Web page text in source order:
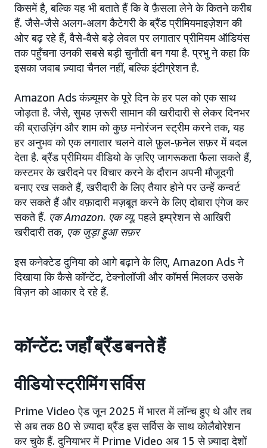
किसमें है, बल्कि यह भी बताते हैं कि वे फ़ैसला लेने के कितने करीब
हैं. जैसे-जैसे अलग-अलग कैटेगरी के ब्रैंड प्रीमियमाइज़ेशन की
ओर बढ़ रहे हैं, वैसे-वैसे बड़े लेवल पर लगातार प्रीमियम ऑडियंस
तक पहुँचना उनकी सबसे बड़ी चुनौती बन गया है. प्रभु ने कहा कि
इसका जवाब ज़्यादा चैनल नहीं, बल्कि इंटीग्रेशन है.
Amazon Ads कंज़्यूमर के पूरे दिन के हर पल को एक साथ
जोड़ता है. जैसे, सुबह ज़रूरी सामान की खरीदारी से लेकर दिनभर
की ब्राउज़िंग और शाम को कुछ मनोरंजन स्ट्रीम करने तक, यह
हर अनुभव को एक लगातार चलने वाले फ़ुल-फ़नेल सफ़र में बदल
देता है. ब्रैंड प्रीमियम वीडियो के ज़रिए जागरूकता फैला सकते हैं,
कस्टमर के खरीदने पर विचार करने के दौरान अपनी मौजूदगी
बनाए रख सकते हैं, खरीदारी के लिए तैयार होने पर उन्हें कन्वर्ट
कर सकते हैं और वफ़ादारी मज़बूत करने के लिए दोबारा एंगेज कर
सकते हैं. एक Amazon. एक व्यू. पहले इम्प्रेशन से आखिरी
खरीदारी तक, एक जुड़ा हुआ सफ़र
इस कनेक्टेड दुनिया को आगे बढ़ाने के लिए, Amazon Ads ने
दिखाया कि कैसे कॉन्टेंट, टेक्नोलॉजी और कॉमर्स मिलकर उसके
विज़न को आकार दे रहे हैं.
कॉन्टेंट: जहाँ ब्रैंड बनते हैं
वीडियो स्ट्रीमिंग सर्विस
Prime Video ऐड जून 2025 में भारत में लॉन्च हुए थे और तब
से अब तक 80 से ज़्यादा ब्रैंड इस सर्विस के साथ कोलैबोरेशन
कर चुके हैं. दुनियाभर में Prime Video अब 15 से ज़्यादा देशों